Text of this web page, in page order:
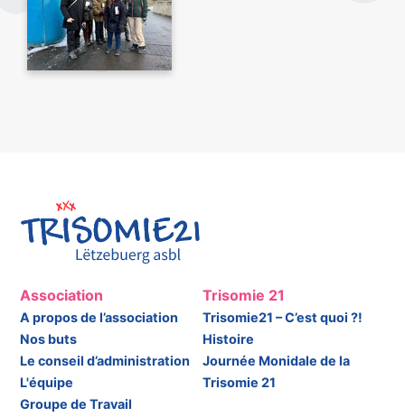
Association
A propos de l’association
Nos buts
Le conseil d’administration
L'équipe
Groupe de Travail
Trisomie 21
Trisomie21 – C’est quoi ?!
Histoire
Journée Monidale de la
Trisomie 21